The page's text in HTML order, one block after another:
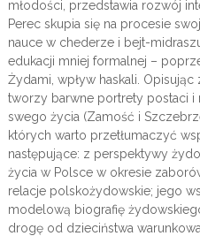
młodości, przedstawia rozwój
Perec skupia się na procesie
nauce w chederze i bejt-
edukacji mniej formalnej –
Żydami, wpływ haskali.
tworzy barwne portrety postaci i
swego życia (Zamość i
których warto przetłumaczyć
następujące: z perspektywy
życia w Polsce w okresie
relacje polskożydowskie; jego
modelową biografię
drogę od dzieciństwa